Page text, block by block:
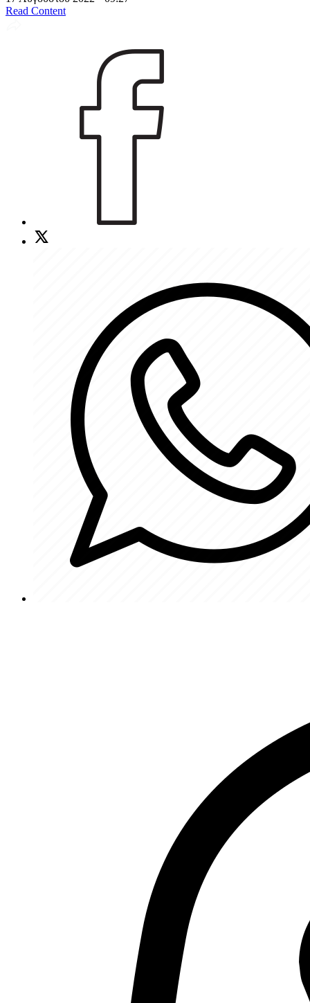
Read Content